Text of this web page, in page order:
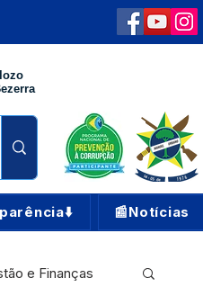
📰Notícias
e Finanças